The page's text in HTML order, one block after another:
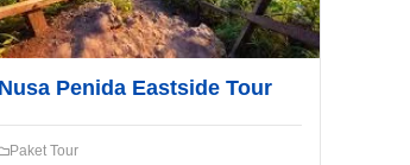
Nusa Penida Eastside Tour
Paket Tour